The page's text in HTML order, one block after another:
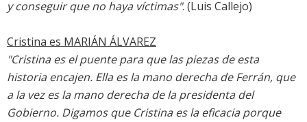
y conseguir que no haya víctimas". (Luis Callejo)
Cristina es MARIÁN ÁLVAREZ
"Cristina es el puente para que las piezas de esta
historia encajen. Ella es la mano derecha de Ferrán, que
a la vez es la mano derecha de la presidenta del
Gobierno. Digamos que Cristina es la eficacia porque